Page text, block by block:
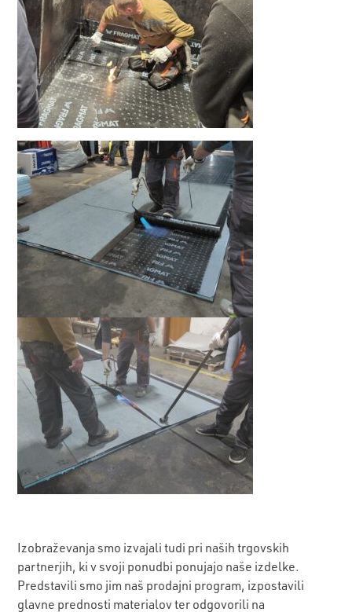
Izobraževanja smo izvajali tudi pri naših trgovskih
partnerjih, ki v svoji ponudbi ponujajo naše izdelke.
Predstavili smo jim naš prodajni program, izpostavili
glavne prednosti materialov ter odgovorili na